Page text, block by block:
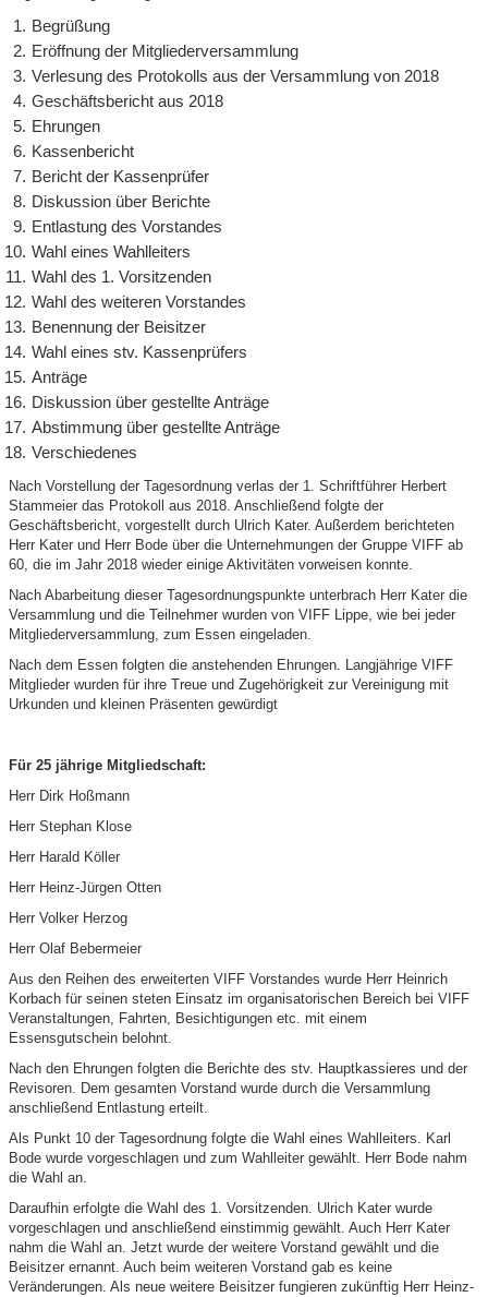
Begrüßung
Eröffnung der Mitgliederversammlung
Verlesung des Protokolls aus der Versammlung von 2018
Geschäftsbericht aus 2018
Ehrungen
Kassenbericht
Bericht der Kassenprüfer
Diskussion über Berichte
Entlastung des Vorstandes
Wahl eines Wahlleiters
Wahl des 1. Vorsitzenden
Wahl des weiteren Vorstandes
Benennung der Beisitzer
Wahl eines stv. Kassenprüfers
Anträge
Diskussion über gestellte Anträge
Abstimmung über gestellte Anträge
Verschiedenes
Nach Vorstellung der Tagesordnung verlas der 1. Schriftführer Herbert
Stammeier das Protokoll aus 2018. Anschließend folgte der
Geschäftsbericht, vorgestellt durch Ulrich Kater. Außerdem berichteten
Herr Kater und Herr Bode über die Unternehmungen der Gruppe VIFF ab
60, die im Jahr 2018 wieder einige Aktivitäten vorweisen konnte.
Nach Abarbeitung dieser Tagesordnungspunkte unterbrach Herr Kater die
Versammlung und die Teilnehmer wurden von VIFF Lippe, wie bei jeder
Mitgliederversammlung, zum Essen eingeladen.
Nach dem Essen folgten die anstehenden Ehrungen. Langjährige VIFF
Mitglieder wurden für ihre Treue und Zugehörigkeit zur Vereinigung mit
Urkunden und kleinen Präsenten gewürdigt
Für 25 jährige Mitgliedschaft:
Herr Dirk Hoßmann
Herr Stephan Klose
Herr Harald Köller
Herr Heinz-Jürgen Otten
Herr Volker Herzog
Herr Olaf Bebermeier
Aus den Reihen des erweiterten VIFF Vorstandes wurde Herr Heinrich
Korbach für seinen steten Einsatz im organisatorischen Bereich bei VIFF
Veranstaltungen, Fahrten, Besichtigungen etc. mit einem
Essensgutschein belohnt.
Nach den Ehrungen folgten die Berichte des stv. Hauptkassieres und der
Revisoren. Dem gesamten Vorstand wurde durch die Versammlung
anschließend Entlastung erteilt.
Als Punkt 10 der Tagesordnung folgte die Wahl eines Wahlleiters. Karl
Bode wurde vorgeschlagen und zum Wahlleiter gewählt. Herr Bode nahm
die Wahl an.
Daraufhin erfolgte die Wahl des 1. Vorsitzenden. Ulrich Kater wurde
vorgeschlagen und anschließend einstimmig gewählt. Auch Herr Kater
nahm die Wahl an. Jetzt wurde der weitere Vorstand gewählt und die
Beisitzer ernannt. Auch beim weiteren Vorstand gab es keine
Veränderungen. Als neue weitere Beisitzer fungieren zukünftig Herr Heinz-